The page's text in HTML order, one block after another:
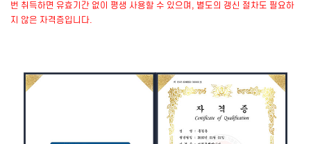
번 취득하면 유효기간 없이 평생 사용할 수 있으며, 별도의 갱신 절차도 필요하
지 않은 자격증입니다.